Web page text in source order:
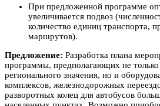
При предложенной программе
увеличивается подвоз
количество единиц транспорта,
маршрутов).
Предложение: Разработка плана
программы, предполагающих не
регионального значения, но и
комплексов, железнодорожных
разворотных колец для автобусов